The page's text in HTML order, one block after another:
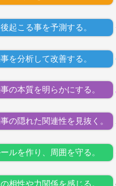
起こる事を予測する。
を分析して改善する。
の本質を明らかにする。
の隠れた関連性を見抜く。
ルを作り、周囲を守る。
の相性や力関係を感じる。